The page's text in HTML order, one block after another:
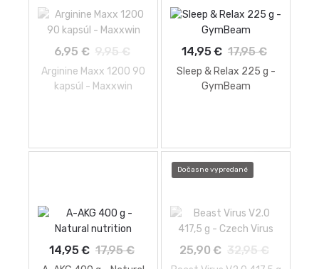
6,95 € 9,95 €
Arginine Maxx 1200 90
kapsúl - Maxxwin
14,95 € 17,95 €
Sleep & Relax 225 g -
GymBeam
14,95 € 17,95 €
Dočasne vypredané
25,90 € 32,95 €